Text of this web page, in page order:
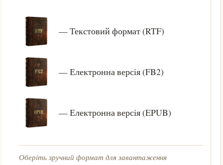
— Текстовий формат (RTF)
— Електронна версія (FB2)
— Електронна версія (EPUB)
Оберіть зручний формат для завантаження